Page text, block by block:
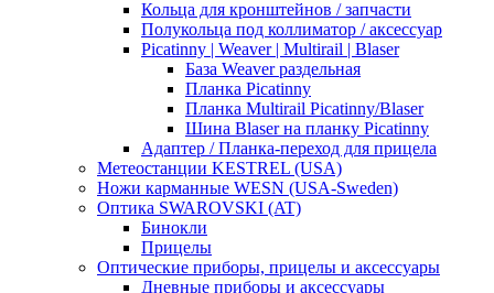
Кольца для кронштейнов / запчасти
Полукольца под коллиматор / аксессуар
Picatinny | Weaver | Multirail | Blaser
База Weaver раздельная
Планка Picatinny
Планка Multirail Picatinny/Blaser
Шина Blaser на планку Picatinny
Адаптер / Планка-переход для прицела
Метеостанции KESTREL (USA)
Ножи карманные WESN (USA-Sweden)
Оптика SWAROVSKI (AT)
Бинокли
Прицелы
Оптические приборы, прицелы и аксессуары
Дневные приборы и аксессуары